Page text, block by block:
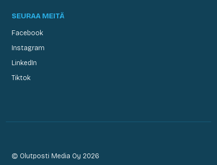
SEURAA MEITÄ
Facebook
Instagram
LinkedIn
Tiktok
© Olutposti Media Oy 2026